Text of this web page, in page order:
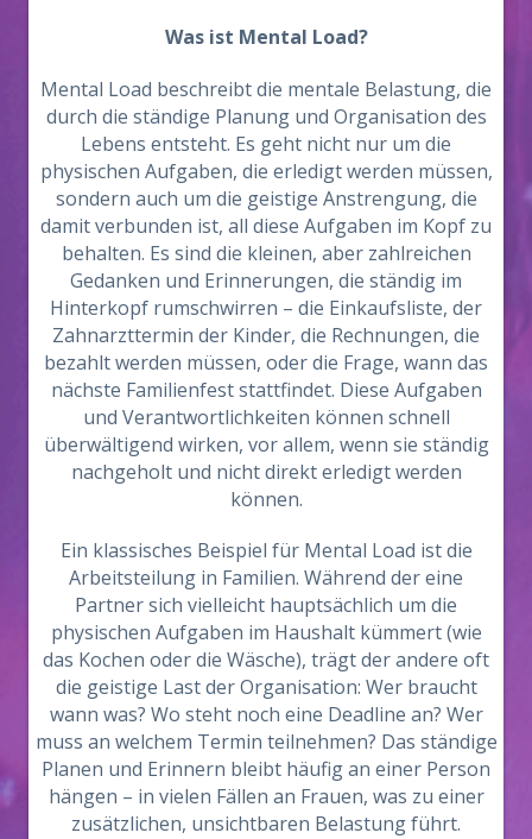
Was ist Mental Load?
Mental Load beschreibt die mentale Belastung, die
durch die ständige Planung und Organisation des
Lebens entsteht. Es geht nicht nur um die
physischen Aufgaben, die erledigt werden müssen,
sondern auch um die geistige Anstrengung, die
damit verbunden ist, all diese Aufgaben im Kopf zu
behalten. Es sind die kleinen, aber zahlreichen
Gedanken und Erinnerungen, die ständig im
Hinterkopf rumschwirren – die Einkaufsliste, der
Zahnarzttermin der Kinder, die Rechnungen, die
bezahlt werden müssen, oder die Frage, wann das
nächste Familienfest stattfindet. Diese Aufgaben
und Verantwortlichkeiten können schnell
überwältigend wirken, vor allem, wenn sie ständig
nachgeholt und nicht direkt erledigt werden
können.
Ein klassisches Beispiel für Mental Load ist die
Arbeitsteilung in Familien. Während der eine
Partner sich vielleicht hauptsächlich um die
physischen Aufgaben im Haushalt kümmert (wie
das Kochen oder die Wäsche), trägt der andere oft
die geistige Last der Organisation: Wer braucht
wann was? Wo steht noch eine Deadline an? Wer
muss an welchem Termin teilnehmen? Das ständige
Planen und Erinnern bleibt häufig an einer Person
hängen – in vielen Fällen an Frauen, was zu einer
zusätzlichen, unsichtbaren Belastung führt.